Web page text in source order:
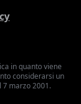
in quanto viene
considerarsi un
7 marzo 2001.